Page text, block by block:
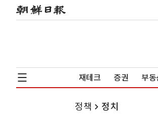
재테크 증권 부동
정책 정치